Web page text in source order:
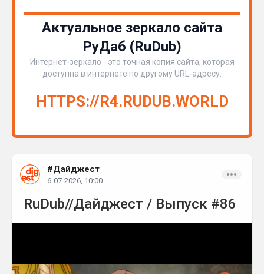
Актуальное зеркало сайта
РуДаб (RuDub)
Интернет-зеркало - это точная копия сайта, которая
доступна в интернете по другому URL-адресу.
HTTPS://R4.RUDUB.WORLD
#Дайджест
6-07-2026, 10:00
RuDub//Дайджест / Выпуск #86